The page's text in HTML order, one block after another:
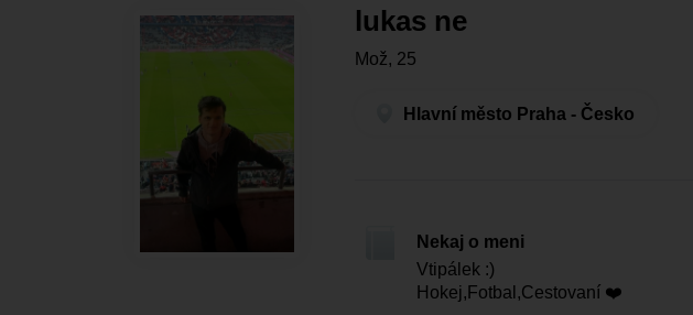
lukas ne
Mož, 25
Hlavní město Praha - Česko
Nekaj o meni
Vtipálek :)
Hokej,Fotbal,Cestovaní ❤️